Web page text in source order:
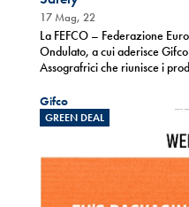
17 Mag, 22
La FEFCO – Federazione
Ondulato, a cui aderisce
Assografrici che riunisce i
Gifco
GREEN DEAL